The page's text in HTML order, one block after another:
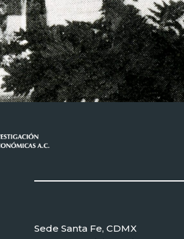
Sede Santa Fe, CDMX